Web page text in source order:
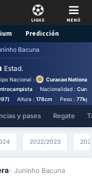
LIGAS MENÚ
Predicción
Bacuna
Estad.
Nacional :
Curacao National
Nacionalidad :
Altura :178cm Peso : 77kg
y pases Regate
2022/2023
- Juninho Bacuna